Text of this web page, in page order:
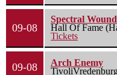
09-08
Spectral Wound
Hall Of Fame
Tickets
09-08
Arch Enemy